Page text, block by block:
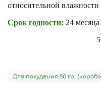
относительной влажности
Срок годности: 24
Для похудения 50 гр.